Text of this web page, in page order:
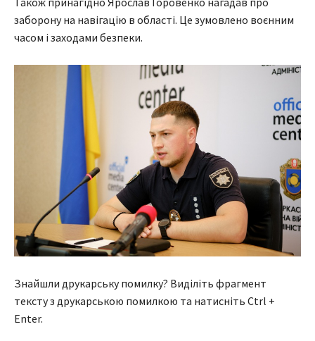
заборону на навігацію в області. Це зумовлено воєнним
часом і заходами безпеки.
Знайшли друкарську помилку? Виділіть фрагмент
тексту з друкарською помилкою та натисніть Ctrl +
Enter.